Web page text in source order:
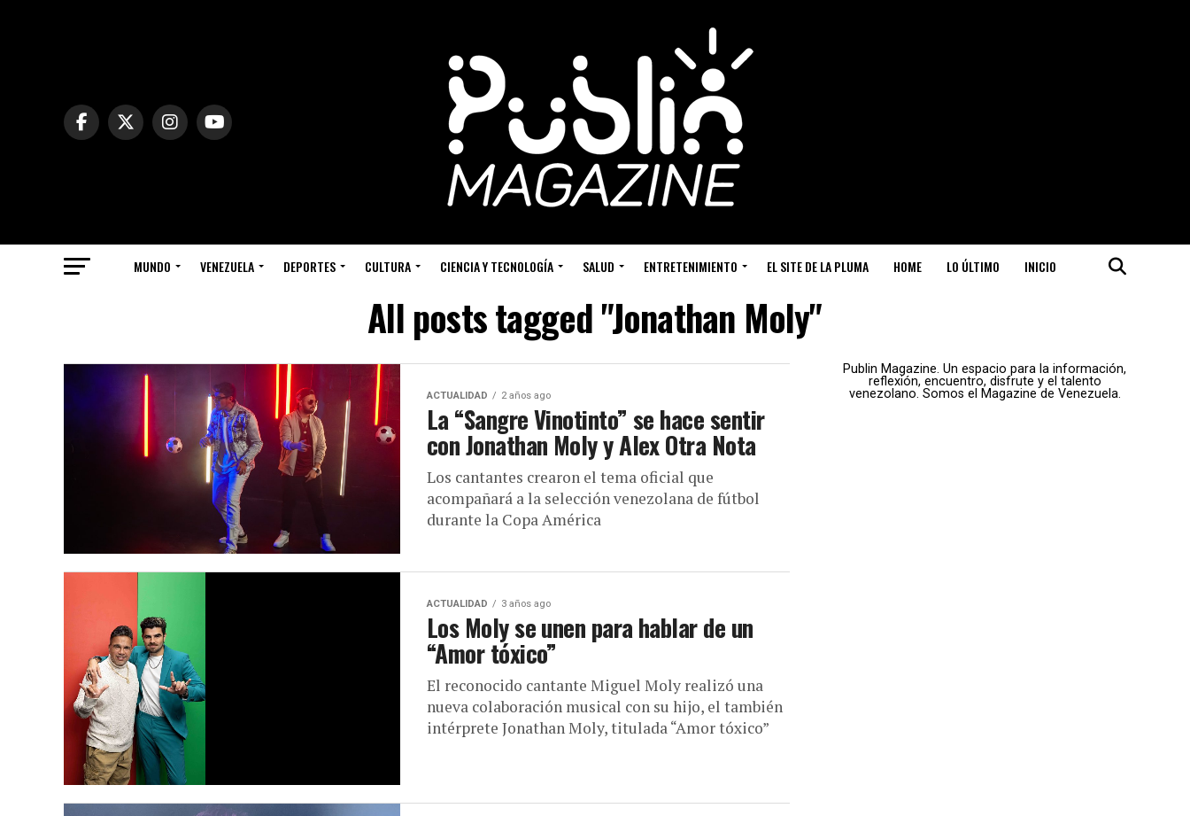
MUNDO VENEZUELA DEPORTES CULTURA CIENCIA Y TECNOLOGÍA SALUD ENTRETENIMIENTO EL SITE DE LA PLUMA HOME LO ÚLTIMO INICIO
All posts tagged "Jonathan Moly"
ACTUALIDAD 2 años ago
La “Sangre Vinotinto” se hace sentir
con Jonathan Moly y Alex Otra Nota
Los cantantes crearon el tema oficial que
acompañará a la selección venezolana de fútbol
durante la Copa América
ACTUALIDAD 3 años ago
Los Moly se unen para hablar de un
“Amor tóxico”
El reconocido cantante Miguel Moly realizó una
nueva colaboración musical con su hijo, el también
intérprete Jonathan Moly, titulada “Amor tóxico”
Publin Magazine. Un espacio para la información,
reflexión, encuentro, disfrute y el talento
venezolano. Somos el Magazine de Venezuela.